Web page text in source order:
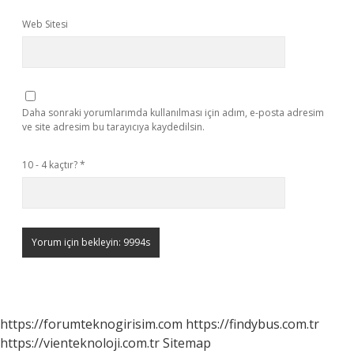
Web Sitesi
Daha sonraki yorumlarımda kullanılması için adım, e-posta adresim
ve site adresim bu tarayıcıya kaydedilsin.
10 - 4 kaçtır?*
https://forumteknogirisim.com https://findybus.com.tr
https://vienteknoloji.com.trSitemap